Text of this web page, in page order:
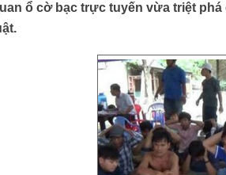
ổ cờ bạc trực tuyến vừa triệt